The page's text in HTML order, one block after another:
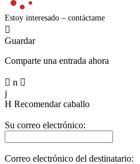
Estoy interesado – contáctame

Guardar
Comparte una entrada ahora
 n 
j
H Recomendar caballo
Su correo electrónico:
Correo electrónico del destinatario: